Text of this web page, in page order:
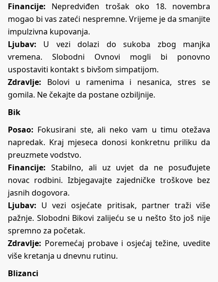
Financije: Nepredviđen trošak oko 18. novembra
mogao bi vas zateći nespremne. Vrijeme je da smanjite
impulzivna kupovanja.
Ljubav: U vezi dolazi do sukoba zbog manjka
vremena. Slobodni Ovnovi mogli bi ponovno
uspostaviti kontakt s bivšom simpatijom.
Zdravlje: Bolovi u ramenima i nesanica, stres se
gomila. Ne čekajte da postane ozbiljnije.
Bik
Posao: Fokusirani ste, ali neko vam u timu otežava
napredak. Kraj mjeseca donosi konkretnu priliku da
preuzmete vodstvo.
Financije: Stabilno, ali uz uvjet da ne posuđujete
novac rodbini. Izbjegavajte zajedničke troškove bez
jasnih dogovora.
Ljubav: U vezi osjećate pritisak, partner traži više
pažnje. Slobodni Bikovi zalijeću se u nešto što još nije
spremno za početak.
Zdravlje: Poremećaj probave i osjećaj težine, uvedite
više kretanja u dnevnu rutinu.
Blizanci